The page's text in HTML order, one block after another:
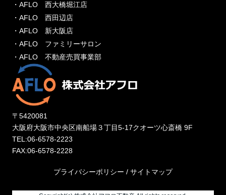
・AFLO 西大橋堀江店
・AFLO 西田辺店
・AFLO 新大阪店
・AFLO ファミリーサロン
・AFLO 不動産売買事業部
〒5420081
大阪府大阪市中央区南船場３丁目5-17クオーツ心斎橋 9F
TEL:06-6578-2223
FAX:06-6578-2228
プライバシーポリシー / サイトマップ